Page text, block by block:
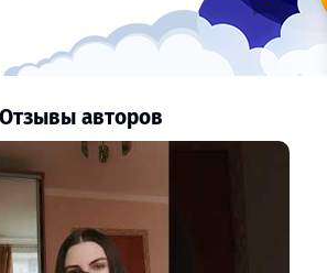
Отзывы авторов